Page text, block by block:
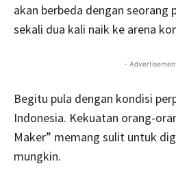
akan berbeda dengan seorang
sekali dua kali naik ke arena
-
Begitu pula dengan kondisi
Indonesia. Kekuatan orang-
Maker” memang sulit untuk
mungkin.